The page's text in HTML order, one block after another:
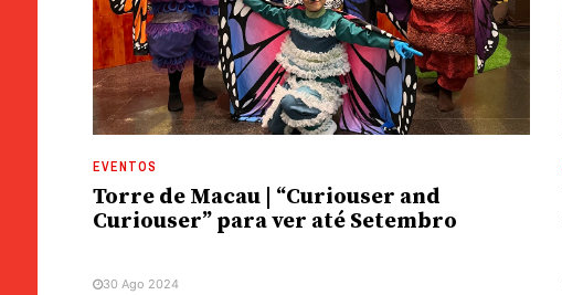
EVENTOS
Torre de Macau | “Curiouser and
Curiouser” para ver até Setembro
30 Ago 2024